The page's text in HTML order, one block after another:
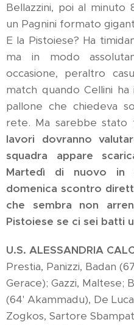
Bellazzini, poi al minuto
un Pagnini formato
E la Pistoiese? Ha
ma in modo
occasione, peraltro
match quando Cellini
pallone che chiedeva
rete. Ma sarebbe stato
lavori dovranno
squadra appare
Martedì di nuovo
domenica scontro
che sembra non
Pistoiese se ci sei batti
U.S. ALESSANDRIA
Prestia, Panizzi, Badan
Gerace); Gazzi, Maltese;
(64' Akammadu), De
Zogkos, Sartore